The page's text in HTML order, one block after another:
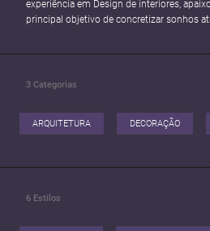
experiência em Design de interiores,
principal objetivo de concretizar
3 Categorias
ARQUITETURA DECORAÇÃO
6 Estilos